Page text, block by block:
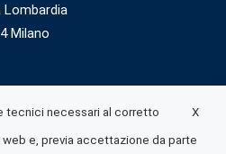
Lombardia
Milano
X
tecnici necessari al corretto
e, previa accettazione da parte